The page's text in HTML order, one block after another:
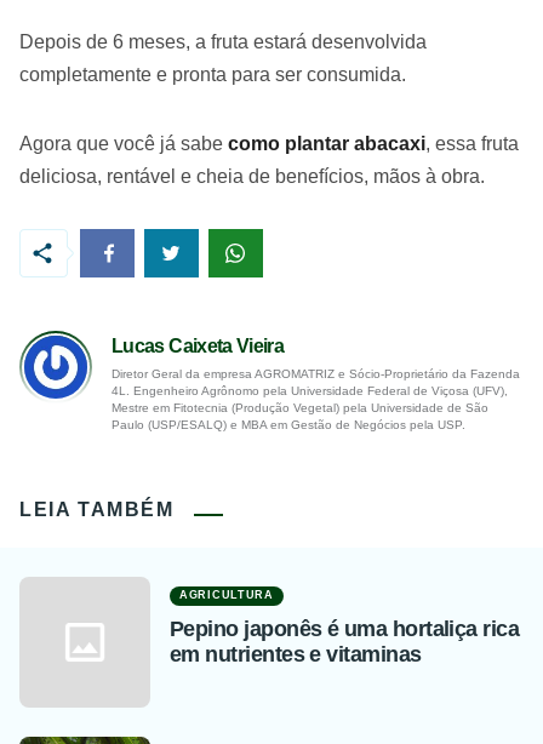
Depois de 6 meses, a fruta estará desenvolvida
completamente e pronta para ser consumida.
Agora que você já sabe como plantar abacaxi, essa fruta
deliciosa, rentável e cheia de benefícios, mãos à obra.
Lucas Caixeta Vieira
Diretor Geral da empresa AGROMATRIZ e Sócio-Proprietário da Fazenda
4L. Engenheiro Agrônomo pela Universidade Federal de Viçosa (UFV),
Mestre em Fitotecnia (Produção Vegetal) pela Universidade de São
Paulo (USP/ESALQ) e MBA em Gestão de Negócios pela USP.
LEIA TAMBÉM
AGRICULTURA
Pepino japonês é uma hortaliça rica
em nutrientes e vitaminas